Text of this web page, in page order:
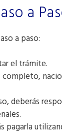
a
a paso:
el trámite.
deberás
pagarla